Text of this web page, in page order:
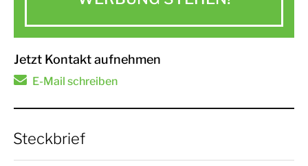
Jetzt Kontakt aufnehmen
E-Mail schreiben
Steckbrief